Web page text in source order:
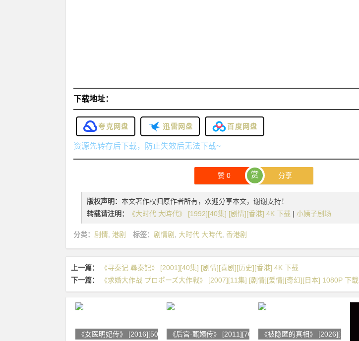
下载地址：
夸克网盘 迅雷网盘 百度网盘
资源先转存后下载，防止失效后无法下载~
赞 0 赏 分享
版权声明：本文著作权归原作者所有，欢迎分享本文，谢谢支持！
转载请注明：
《大时代 大時代》 [1992][40集] [剧情][香港] 4K 下载 | 小姨子剧场
分类： 剧情 港剧 标签： 剧情剧 大时代 大時代 香港剧
上一篇：
《寻秦记 尋秦記》 [2001][40集] [剧情][喜剧][历史][香港] 4K 下载
下一篇：
《求婚大作战 プロポーズ大作戦》 [2007][11集] [剧情][爱情][奇幻][日本] 1080P 下载
《女医明妃传》 [2016][50集] [剧《后宫·甄嬛传》 [2011][76集] 《被隐匿的真相》 [2026][12集]